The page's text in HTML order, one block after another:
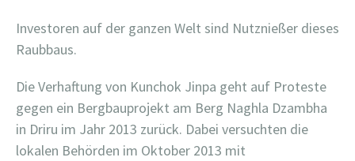
Investoren auf der ganzen Welt sind Nutznießer dieses
Raubbaus.
Die Verhaftung von Kunchok Jinpa geht auf Proteste
gegen ein Bergbauprojekt am Berg Naghla Dzambha
in Driru im Jahr 2013 zurück. Dabei versuchten die
lokalen Behörden im Oktober 2013 mit